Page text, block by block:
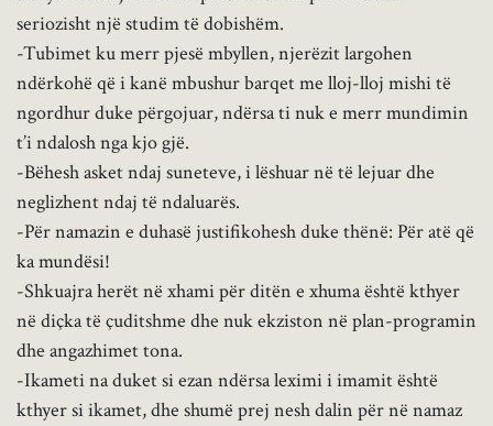
seriozisht një studim të dobishëm.
-Tubimet ku merr pjesë mbyllen, njerëzit largohen
ndërkohë që i kanë mbushur barqet me lloj-lloj mishi të
ngordhur duke përgojuar, ndërsa ti nuk e merr mundimin
t’i ndalosh nga kjo gjë.
-Bëhesh asket ndaj suneteve, i lëshuar në të lejuar dhe
neglizhent ndaj të ndaluarës.
-Për namazin e duhasë justifikohesh duke thënë: Për atë që
ka mundësi!
-Shkuajra herët në xhami për ditën e xhuma është kthyer
në diçka të çuditshme dhe nuk ekziston në plan-programin
dhe angazhimet tona.
-Ikameti na duket si ezan ndërsa leximi i imamit është
kthyer si ikamet, dhe shumë prej nesh dalin për në namaz